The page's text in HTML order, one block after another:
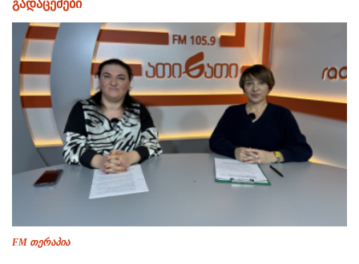
გადაცემები
FM თერაპია